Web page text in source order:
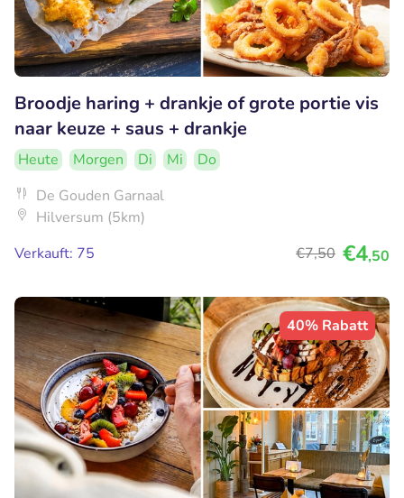
Broodje haring + drankje of grote portie vis
naar keuze + saus + drankje
Heute Morgen Di Mi
Do
De Gouden Garnaal
Hilversum (5km)
Verkauft: 75
€7,50 €4,50
40% Rabatt